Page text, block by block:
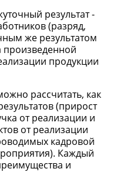
результат -
(разряд,
же результатом
произведенной
продукции
рассчитать, как
(прирост
от реализации и
от реализации
кадровой
Каждый
и